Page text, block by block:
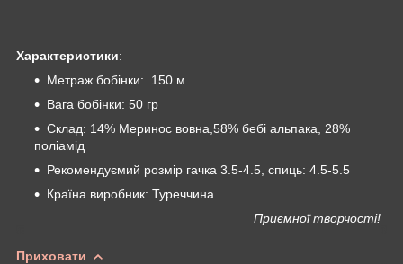
Характеристики:
Метраж бобінки: 150 м
Вага бобінки: 50 гр
Склад: 14% Меринос вовна,58% бебі альпака, 28%
поліамід
Рекомендуємий розмір гачка 3.5-4.5, спиць: 4.5-5.5
Країна виробник: Туреччина
Приємної творчості!
Приховати